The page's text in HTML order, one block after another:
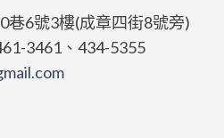
巷6號3樓(成章四街8號旁)
3461、434-5355